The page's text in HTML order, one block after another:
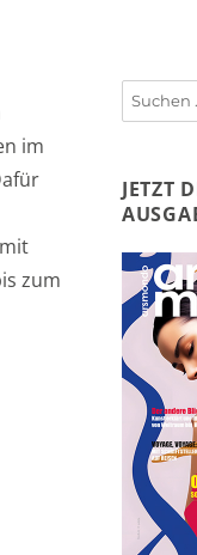
im
zum
Suchen
nach:
JETZT